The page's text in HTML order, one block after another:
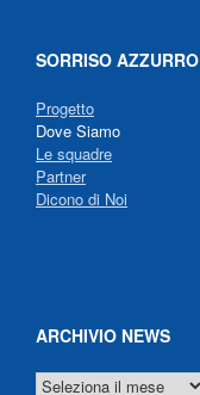
SORRISO AZZURRO
Progetto
Dove Siamo
Le squadre
Partner
Dicono di Noi
ARCHIVIO NEWS
ARCHIVIO